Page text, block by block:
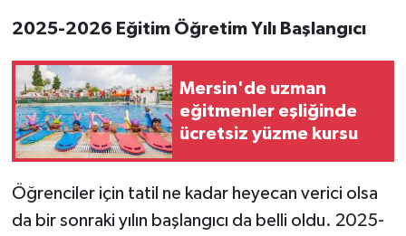
2025-2026 Eğitim Öğretim Yılı Başlangıcı
Mersin'de uzman
eğitmenler eşliğinde
ücretsiz yüzme kursu
Öğrenciler için tatil ne kadar heyecan verici olsa
da bir sonraki yılın başlangıcı da belli oldu. 2025-